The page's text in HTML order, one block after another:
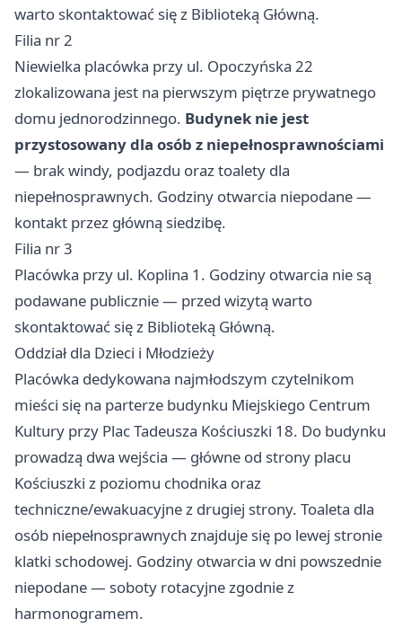
warto skontaktować się z Biblioteką Główną.
Filia nr 2
Niewielka placówka przy ul. Opoczyńska 22
zlokalizowana jest na pierwszym piętrze prywatnego
domu jednorodzinnego. Budynek nie jest
przystosowany dla osób z niepełnosprawnościami
— brak windy, podjazdu oraz toalety dla
niepełnosprawnych. Godziny otwarcia niepodane —
kontakt przez główną siedzibę.
Filia nr 3
Placówka przy ul. Koplina 1. Godziny otwarcia nie są
podawane publicznie — przed wizytą warto
skontaktować się z Biblioteką Główną.
Oddział dla Dzieci i Młodzieży
Placówka dedykowana najmłodszym czytelnikom
mieści się na parterze budynku Miejskiego Centrum
Kultury przy Plac Tadeusza Kościuszki 18. Do budynku
prowadzą dwa wejścia — główne od strony placu
Kościuszki z poziomu chodnika oraz
techniczne/ewakuacyjne z drugiej strony. Toaleta dla
osób niepełnosprawnych znajduje się po lewej stronie
klatki schodowej. Godziny otwarcia w dni powszednie
niepodane — soboty rotacyjne zgodnie z
harmonogramem.